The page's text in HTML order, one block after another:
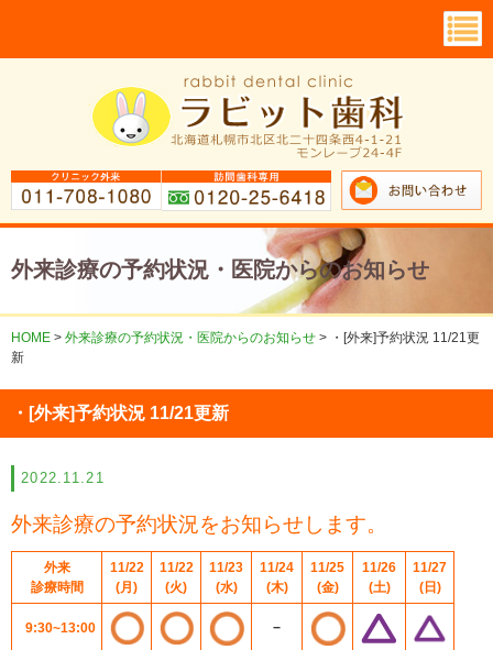
外来診療の予約状況・医院からのお知らせ
HOME > 外来診療の予約状況・医院からのお知らせ > ・[外来]予約状況 11/21更
新
・[外来]予約状況 11/21更新
2022.11.21
外来診療の予約状況をお知らせします。
外来
診療時間
11/22
(月)
11/22
(火)
11/23
(水)
11/24
(木)
11/25
(金)
11/26
(土)
11/27
(日)
9:30~13:00 −